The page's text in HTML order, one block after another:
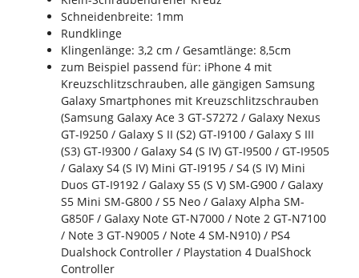
Schneidenbreite: 1mm
Rundklinge
Klingenlänge: 3,2 cm / Gesamtlänge: 8,5cm
zum Beispiel passend für: iPhone 4 mit
Kreuzschlitzschrauben, alle gängigen Samsung
Galaxy Smartphones mit Kreuzschlitzschrauben
(Samsung Galaxy Ace 3 GT-S7272 / Galaxy Nexus
GT-I9250 / Galaxy S II (S2) GT-I9100 / Galaxy S III
(S3) GT-I9300 / Galaxy S4 (S IV) GT-I9500 / GT-I9505
/ Galaxy S4 (S IV) Mini GT-I9195 / S4 (S IV) Mini
Duos GT-I9192 / Galaxy S5 (S V) SM-G900 / Galaxy
S5 Mini SM-G800 / S5 Neo / Galaxy Alpha SM-
G850F / Galaxy Note GT-N7000 / Note 2 GT-N7100
/ Note 3 GT-N9005 / Note 4 SM-N910) / PS4
Dualshock Controller / Playstation 4 DualShock
Controller